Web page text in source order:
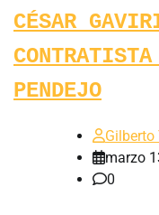
CÉSAR
PENDEJO
Gilberto
marzo
0